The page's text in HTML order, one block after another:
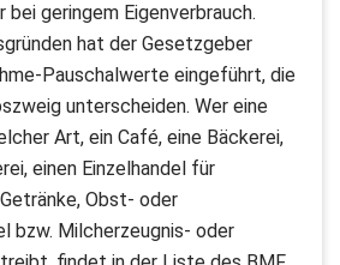
bei geringem Eigenverbrauch.
hat der Gesetzgeber
Pauschalwerte eingeführt, die
unterscheiden. Wer eine
Art, ein Café, eine Bäckerei,
einen Einzelhandel für
Obst- oder
bzw. Milcherzeugnis- oder